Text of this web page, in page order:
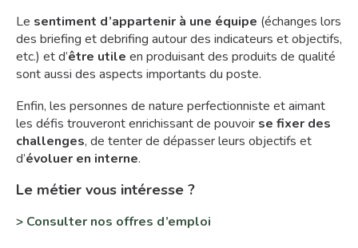
Le sentiment d’appartenir à une équipe (échanges lors
des briefing et debrifing autour des indicateurs et objectifs,
etc.) et d’être utile en produisant des produits de qualité
sont aussi des aspects importants du poste.
Enfin, les personnes de nature perfectionniste et aimant
les défis trouveront enrichissant de pouvoir se fixer des
challenges, de tenter de dépasser leurs objectifs et
d’évoluer en interne.
Le métier vous intéresse ?
> Consulter nos offres d’emploi